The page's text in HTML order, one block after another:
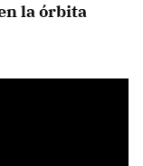
la órbita